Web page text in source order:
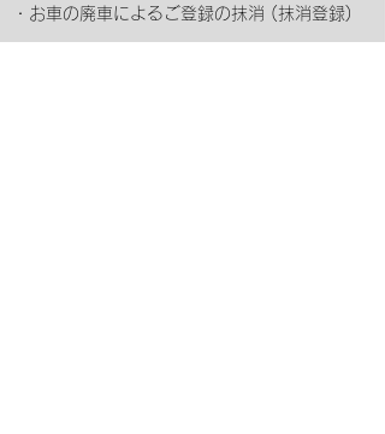
・お車の廃車によるご登録の抹消 (抹消登録)